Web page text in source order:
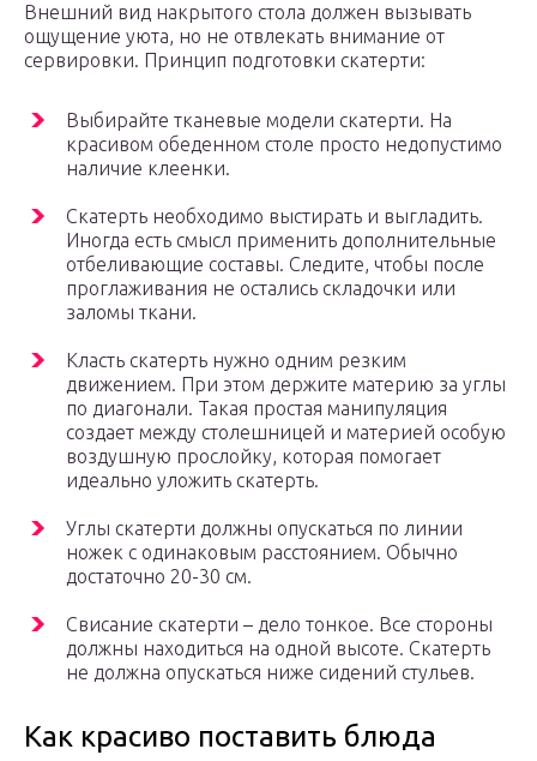
Внешний вид накрытого стола должен вызывать
ощущение уюта, но не отвлекать внимание от
сервировки. Принцип подготовки скатерти:
Выбирайте тканевые модели скатерти. На
красивом обеденном столе просто недопустимо
наличие клеенки.
Скатерть необходимо выстирать и выгладить.
Иногда есть смысл применить дополнительные
отбеливающие составы. Следите, чтобы после
проглаживания не остались складочки или
заломы ткани.
Класть скатерть нужно одним резким
движением. При этом держите материю за углы
по диагонали. Такая простая манипуляция
создает между столешницей и материей особую
воздушную прослойку, которая помогает
идеально уложить скатерть.
Углы скатерти должны опускаться по линии
ножек с одинаковым расстоянием. Обычно
достаточно 20-30 см.
Свисание скатерти – дело тонкое. Все стороны
должны находиться на одной высоте. Скатерть
не должна опускаться ниже сидений стульев.
Как красиво поставить блюда